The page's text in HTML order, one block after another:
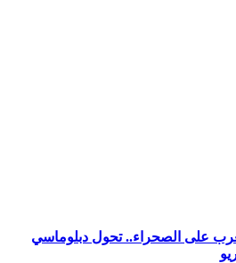
على الصحراء.. تحول دبلوماسي